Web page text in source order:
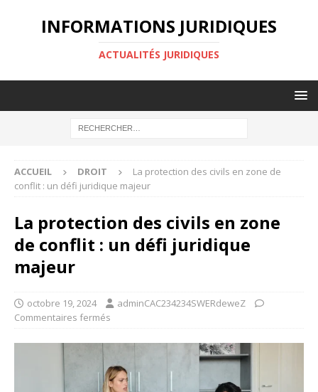
INFORMATIONS JURIDIQUES
ACTUALITÉS JURIDIQUES
ACCUEIL DROIT
La protection des civils en zone de
conflit : un défi juridique majeur
La protection des civils en zone
de conflit : un défi juridique
majeur
octobre 19, 2024
adminCAC234234SWERdeweZ
Commentaires fermés